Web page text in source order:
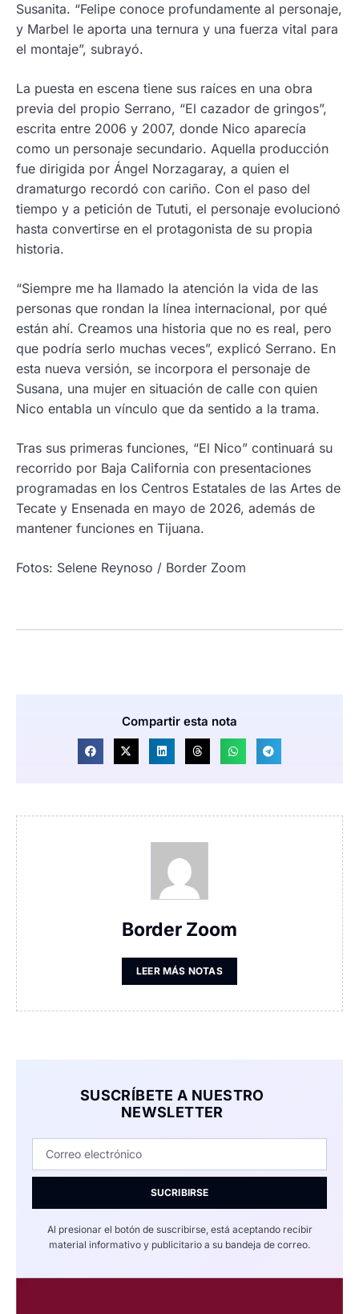
Susanita. “Felipe conoce profundamente al personaje,
y Marbel le aporta una ternura y una fuerza vital para
el montaje”, subrayó.
La puesta en escena tiene sus raíces en una obra
previa del propio Serrano, “El cazador de gringos”,
escrita entre 2006 y 2007, donde Nico aparecía
como un personaje secundario. Aquella producción
fue dirigida por Ángel Norzagaray, a quien el
dramaturgo recordó con cariño. Con el paso del
tiempo y a petición de Tututi, el personaje evolucionó
hasta convertirse en el protagonista de su propia
historia.
“Siempre me ha llamado la atención la vida de las
personas que rondan la línea internacional, por qué
están ahí. Creamos una historia que no es real, pero
que podría serlo muchas veces”, explicó Serrano. En
esta nueva versión, se incorpora el personaje de
Susana, una mujer en situación de calle con quien
Nico entabla un vínculo que da sentido a la trama.
Tras sus primeras funciones, “El Nico” continuará su
recorrido por Baja California con presentaciones
programadas en los Centros Estatales de las Artes de
Tecate y Ensenada en mayo de 2026, además de
mantener funciones en Tijuana.
Fotos: Selene Reynoso / Border Zoom
Compartir esta nota
Border Zoom
LEER MÁS NOTAS
SUSCRÍBETE A NUESTRO
NEWSLETTER
SUCRIBIRSE
Al presionar el botón de suscribirse, está aceptando recibir
material informativo y publicitario a su bandeja de correo.